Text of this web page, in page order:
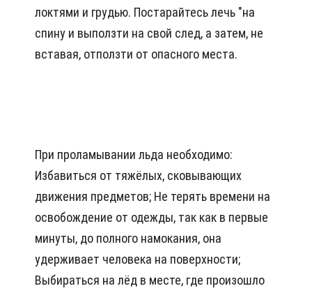
локтями и грудью. Постарайтесь лечь "на
спину и выползти на свой след, а затем, не
вставая, отползти от опасного места.
При проламывании льда необходимо:
Избавиться от тяжёлых, сковывающих
движения предметов; Не терять времени на
освобождение от одежды, так как в первые
минуты, до полного намокания, она
удерживает человека на поверхности;
Выбираться на лёд в месте, где произошло